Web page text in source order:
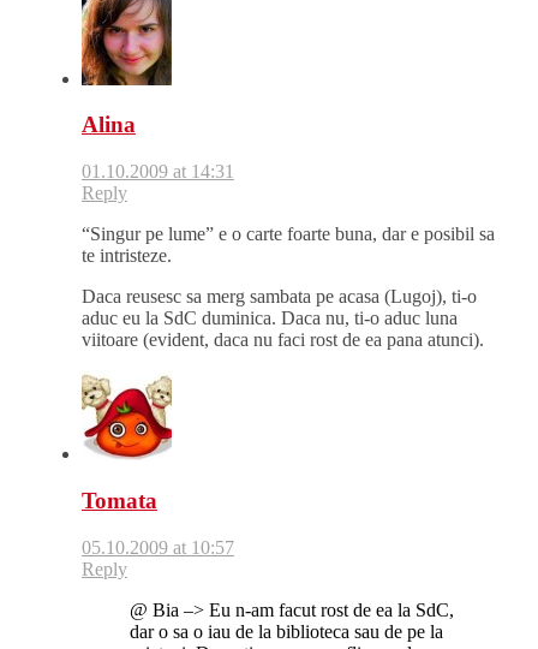
Alina
01.10.2009 at 14:31
Reply
“Singur pe lume” e o carte foarte buna, dar e posibil sa
te intristeze.
Daca reusesc sa merg sambata pe acasa (Lugoj), ti-o
aduc eu la SdC duminica. Daca nu, ti-o aduc luna
viitoare (evident, daca nu faci rost de ea pana atunci).
Tomata
05.10.2009 at 10:57
Reply
@ Bia –> Eu n-am facut rost de ea la SdC,
dar o sa o iau de la biblioteca sau de pe la